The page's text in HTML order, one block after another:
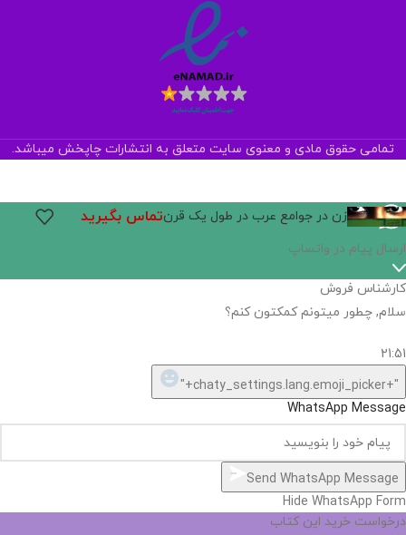
تمامی حقوق مادی و معنوی سایت متعلق به انتشارات چاپخش میباشد.
زن در جوامع عرب در طول یک قرنتماس بگیرید
ارسال پیام در واتساپ
کارشناس فروش
سلام, چطور میتونم کمکتون کنم؟
21:51
"+chaty_settings.lang.emoji_picker+"
WhatsApp Message
Send WhatsApp Message
Hide WhatsApp Form
درخواست خرید این کتاب